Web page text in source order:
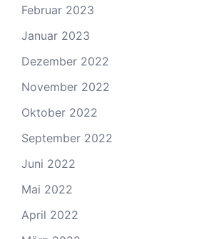
Februar 2023
Januar 2023
Dezember 2022
November 2022
Oktober 2022
September 2022
Juni 2022
Mai 2022
April 2022